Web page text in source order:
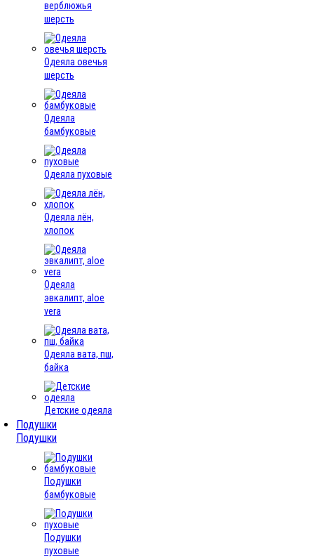
верблюжья
шерсть
Одеяла овечья
шерсть
Одеяла
бамбуковые
Одеяла пуховые
Одеяла лён,
хлопок
Одеяла
эвкалипт, aloe
vera
Одеяла вата, пш,
байка
Детские одеяла
Подушки
Подушки
Подушки
бамбуковые
Подушки
пуховые